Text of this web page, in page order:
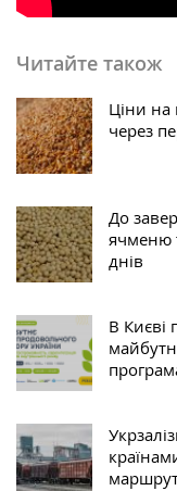
Читайте також
Ціни на
через
До
ячменю
днів
В Києві